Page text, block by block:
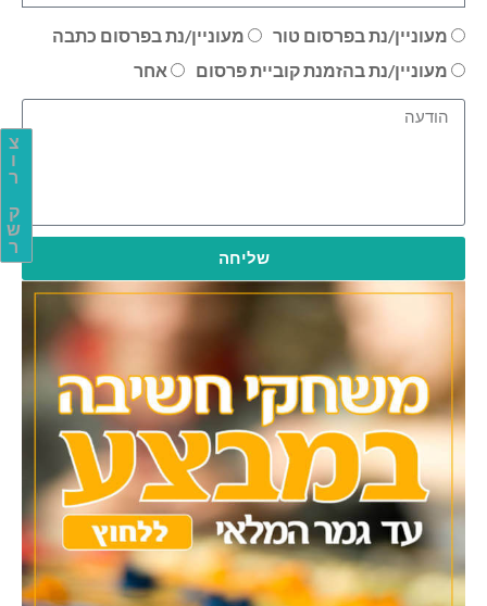
צ
ו
ר
ק
ש
ר
מעוניין/נת בפרסום טור
מעוניין/נת בפרסום כתבה
מעוניין/נת בהזמנת קוביית פרסום
אחר
שליחה